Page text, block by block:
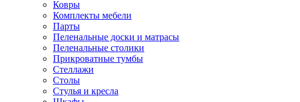
Ковры
Комплекты мебели
Парты
Пеленальные доски и матрасы
Пеленальные столики
Прикроватные тумбы
Стеллажи
Столы
Стулья и кресла